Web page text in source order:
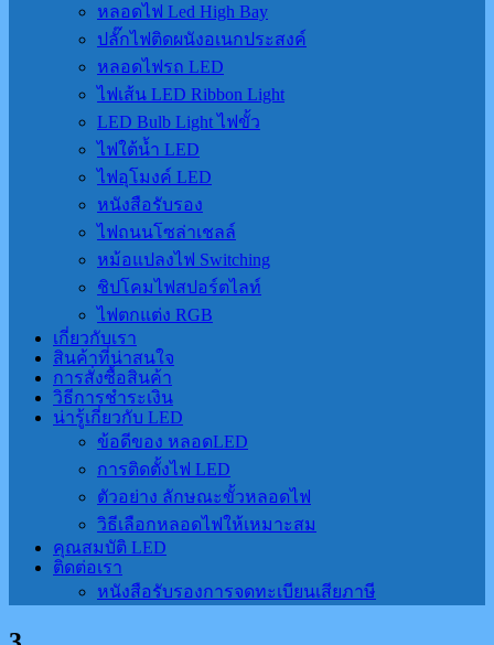
หลอดไฟ Led High Bay
ปลั๊กไฟติดผนังอเนกประสงค์
หลอดไฟรถ LED
ไฟเส้น LED Ribbon Light
LED Bulb Light ไฟขั้ว
ไฟใต้น้ำ LED
ไฟอุโมงค์ LED
หนังสือรับรอง
ไฟถนนโซล่าเชลล์
หม้อแปลงไฟ Switching
ชิปโคมไฟสปอร์ตไลท์
ไฟตกแต่ง RGB
เกี่ยวกับเรา
สินค้าที่น่าสนใจ
การสั่งซื้อสินค้า
วิธีการชำระเงิน
น่ารู้เกี่ยวกับ LED
ข้อดีของ หลอดLED
การติดตั้งไฟ LED
ตัวอย่าง ลักษณะขั้วหลอดไฟ
วิธีเลือกหลอดไฟให้เหมาะสม
คุณสมบัติ LED
ติดต่อเรา
หนังสือรับรองการจดทะเบียนเสียภาษี